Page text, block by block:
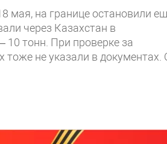
мая, на границе остановили
через Казахстан в
10 тонн. При проверке за
не указали в документах.